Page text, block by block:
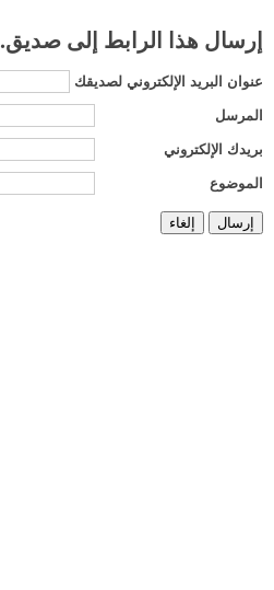
إرسال هذا الرابط إلى صديق.
عنوان البريد الإلكتروني لصديقك
المرسل
بريدك الإلكتروني
الموضوع
إرسال إلغاء